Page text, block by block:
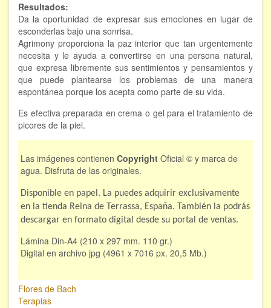
Resultados:
Da la oportunidad de expresar sus emociones en lugar de
esconderlas bajo una sonrisa.
Agrimony proporciona la paz interior que tan urgentemente
necesita y le ayuda a convertirse en una persona natural,
que expresa libremente sus sentimientos y pensamientos y
que puede plantearse los problemas de una manera
espontánea porque los acepta como parte de su vida.
Es efectiva preparada en crema o gel para el tratamiento de
picores de la piel.
Las imágenes contienen Copyright Oficial © y marca de
agua. Disfruta de las originales.
Disponible en papel. La puedes adquirir exclusivamente
en la tienda Reina de Terrassa, España. También la podrás
descargar en formato digital desde su portal de ventas.
Lámina Din-A4 (210 x 297 mm. 110 gr.)
Digital en archivo jpg (4961 x 7016 px. 20,5 Mb.)
Flores de Bach
Terapias